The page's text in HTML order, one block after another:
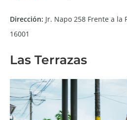
Dirección: Jr. Napo 258 Frente a la
16001
Las Terrazas